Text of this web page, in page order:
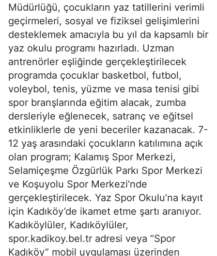
Müdürlüğü, çocukların yaz tatillerini verimli
geçirmeleri, sosyal ve fiziksel gelişimlerini
desteklemek amacıyla bu yıl da kapsamlı bir
yaz okulu programı hazırladı. Uzman
antrenörler eşliğinde gerçekleştirilecek
programda çocuklar basketbol, futbol,
voleybol, tenis, yüzme ve masa tenisi gibi
spor branşlarında eğitim alacak, zumba
dersleriyle eğlenecek, satranç ve eğitsel
etkinliklerle de yeni beceriler kazanacak. 7-
12 yaş arasındaki çocukların katılımına açık
olan program; Kalamış Spor Merkezi,
Selamiçeşme Özgürlük Parkı Spor Merkezi
ve Koşuyolu Spor Merkezi’nde
gerçekleştirilecek. Yaz Spor Okulu’na kayıt
için Kadıköy’de ikamet etme şartı aranıyor.
Kadıköylüler, Kadıköylüler,
spor.kadikoy.bel.tr adresi veya “Spor
Kadıköy” mobil uygulaması üzerinden